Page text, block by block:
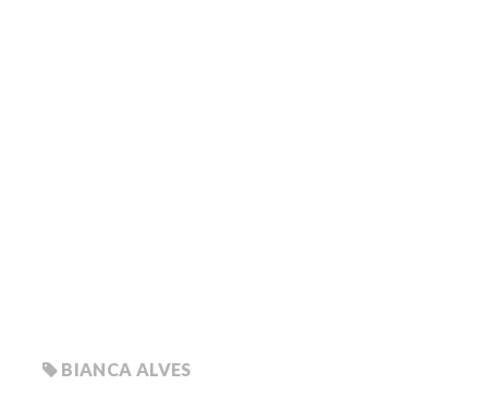
BIANCA ALVES